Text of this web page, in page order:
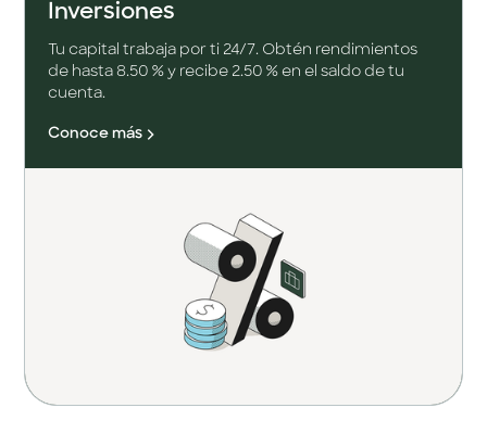
Inversiones
Tu capital trabaja por ti 24/7. Obtén rendimientos
de hasta 8.50 % y recibe 2.50 % en el saldo de tu
cuenta.
Conoce más